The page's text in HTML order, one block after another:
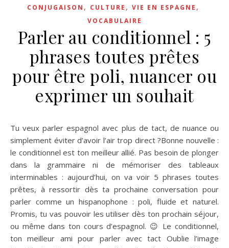
CONJUGAISON , CULTURE , VIE EN ESPAGNE ,
VOCABULAIRE
Parler au conditionnel : 5
phrases toutes prêtes
pour être poli, nuancer ou
exprimer un souhait
Tu veux parler espagnol avec plus de tact, de nuance ou
simplement éviter d’avoir l’air trop direct ?Bonne nouvelle :
le conditionnel est ton meilleur allié. Pas besoin de plonger
dans la grammaire ni de mémoriser des tableaux
interminables : aujourd’hui, on va voir 5 phrases toutes
prêtes, à ressortir dès ta prochaine conversation pour
parler comme un hispanophone : poli, fluide et naturel.
Promis, tu vas pouvoir les utiliser dès ton prochain séjour,
ou même dans ton cours d’espagnol. 😉 Le conditionnel,
ton meilleur ami pour parler avec tact Oublie l’image